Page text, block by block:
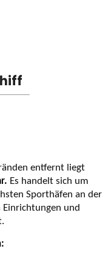
entfernt liegt
Es handelt sich um
Sporthäfen an der
und